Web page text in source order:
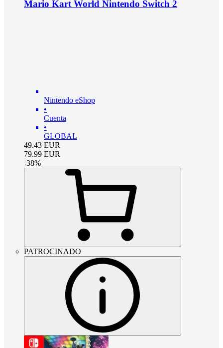
Mario Kart World Nintendo Switch 2
Nintendo eShop
•
Cuenta
•
GLOBAL
49.43 EUR
79.99 EUR
-38%
PATROCINADO